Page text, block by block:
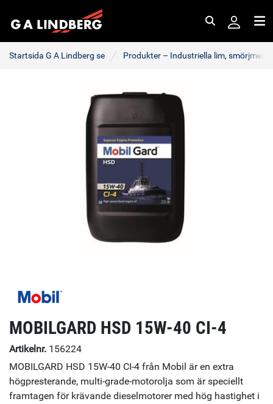
Startsida G A Lindberg se Produkter – Industriella lim,
MOBILGARD HSD 15W-40 CI-4
Artikelnr. 156224
MOBILGARD HSD 15W-40 CI-4 från Mobil är en extra
högpresterande, multi-grade-motorolja som är speciellt
framtagen för krävande dieselmotorer med hög hastighet i